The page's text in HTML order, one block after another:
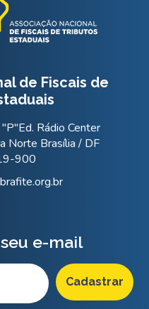
de Fiscais de
Rádio Center
Norte Brasília / DF
900
e-mail